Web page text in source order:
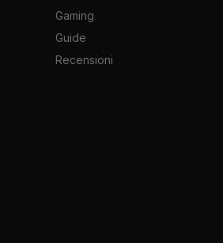
Gaming
Guide
Recensioni